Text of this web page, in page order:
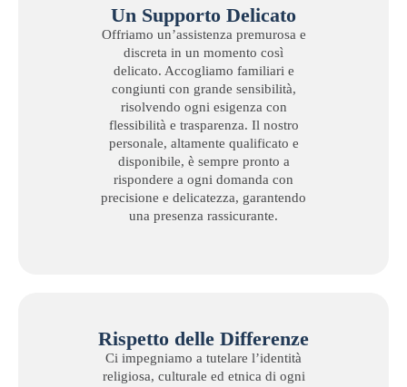
Un Supporto Delicato
Offriamo un’assistenza premurosa e
discreta in un momento così
delicato. Accogliamo familiari e
congiunti con grande sensibilità,
risolvendo ogni esigenza con
flessibilità e trasparenza. Il nostro
personale, altamente qualificato e
disponibile, è sempre pronto a
rispondere a ogni domanda con
precisione e delicatezza, garantendo
una presenza rassicurante.
Rispetto delle Differenze
Ci impegniamo a tutelare l’identità
religiosa, culturale ed etnica di ogni